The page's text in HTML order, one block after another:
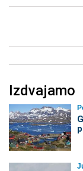
Izdvajamo